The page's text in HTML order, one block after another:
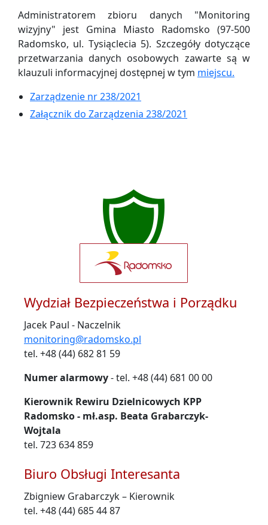
Administratorem zbioru danych "Monitoring
wizyjny" jest Gmina Miasto Radomsko (97-500
Radomsko, ul. Tysiąclecia 5). Szczegóły dotyczące
przetwarzania danych osobowych zawarte są w
klauzuli informacyjnej dostępnej w tym miejscu.
Zarządzenie nr 238/2021
Załącznik do Zarządzenia 238/2021
Wydział Bezpieczeństwa i Porządku
Jacek Paul - Naczelnik
monitoring@radomsko.pl
tel. +48 (44) 682 81 59
Numer alarmowy- tel. +48 (44) 681 00 00
Kierownik Rewiru Dzielnicowych KPP
Radomsko - mł.asp. Beata Grabarczyk-
Wojtala
tel. 723 634 859
Biuro Obsługi Interesanta
Zbigniew Grabarczyk – Kierownik
tel. +48 (44) 685 44 87